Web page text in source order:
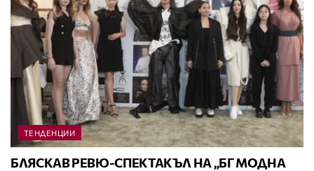
ТЕНДЕНЦИИ
БЛЯСКАВ РЕВЮ-СПЕКТАКЪЛ НА „БГ МОДНА